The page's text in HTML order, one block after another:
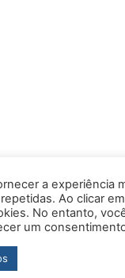
a experiência
Ao clicar
No entanto,
um